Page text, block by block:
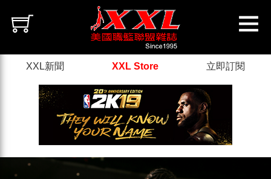
XXL新聞 XXL Store 立即訂閱